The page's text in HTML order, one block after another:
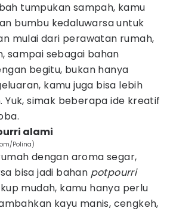
tumpukan sampah, kamu
bumbu kedaluwarsa untuk
mulai dari perawatan rumah,
sampai sebagai bahan
begitu, bukan hanya
kamu juga bisa lebih
Yuk, simak beberapa ide kreatif
alami
Polina)
dengan aroma segar,
bisa jadi bahan potpourri
mudah, kamu hanya perlu
kayu manis, cengkeh,